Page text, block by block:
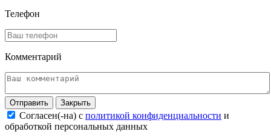
Телефон
Комментарий
Закрыть
Согласен(-на) c политикой конфиденциальности и
обработкой персональных данных